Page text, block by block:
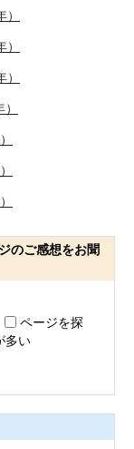
のご感想をお聞
ページを探
多い